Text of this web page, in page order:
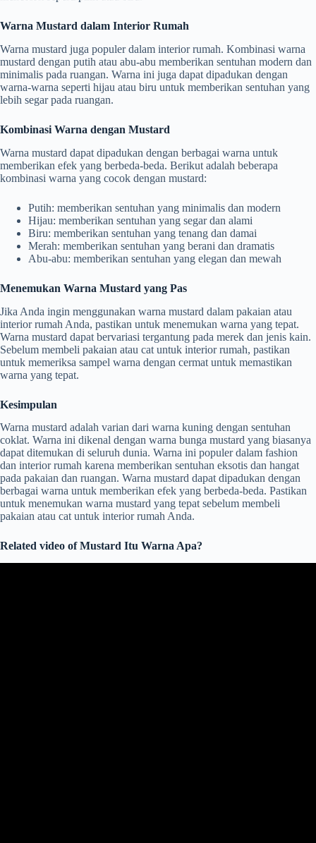
Warna Mustard dalam Interior Rumah
Warna mustard juga populer dalam interior rumah. Kombinasi warna
mustard dengan putih atau abu-abu memberikan sentuhan modern dan
minimalis pada ruangan. Warna ini juga dapat dipadukan dengan
warna-warna seperti hijau atau biru untuk memberikan sentuhan yang
lebih segar pada ruangan.
Kombinasi Warna dengan Mustard
Warna mustard dapat dipadukan dengan berbagai warna untuk
memberikan efek yang berbeda-beda. Berikut adalah beberapa
kombinasi warna yang cocok dengan mustard:
Putih: memberikan sentuhan yang minimalis dan modern
Hijau: memberikan sentuhan yang segar dan alami
Biru: memberikan sentuhan yang tenang dan damai
Merah: memberikan sentuhan yang berani dan dramatis
Abu-abu: memberikan sentuhan yang elegan dan mewah
Menemukan Warna Mustard yang Pas
Jika Anda ingin menggunakan warna mustard dalam pakaian atau
interior rumah Anda, pastikan untuk menemukan warna yang tepat.
Warna mustard dapat bervariasi tergantung pada merek dan jenis kain.
Sebelum membeli pakaian atau cat untuk interior rumah, pastikan
untuk memeriksa sampel warna dengan cermat untuk memastikan
warna yang tepat.
Kesimpulan
Warna mustard adalah varian dari warna kuning dengan sentuhan
coklat. Warna ini dikenal dengan warna bunga mustard yang biasanya
dapat ditemukan di seluruh dunia. Warna ini populer dalam fashion
dan interior rumah karena memberikan sentuhan eksotis dan hangat
pada pakaian dan ruangan. Warna mustard dapat dipadukan dengan
berbagai warna untuk memberikan efek yang berbeda-beda. Pastikan
untuk menemukan warna mustard yang tepat sebelum membeli
pakaian atau cat untuk interior rumah Anda.
Related video of Mustard Itu Warna Apa?